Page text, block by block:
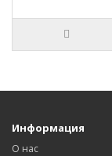
Информация
О нас